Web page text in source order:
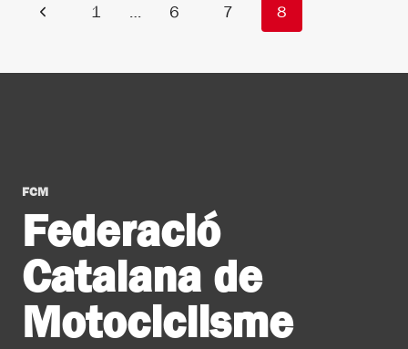
Navegació
de
Pàgina
1 … 6 7 8
FCM
Federació
Catalana de
Motociclisme